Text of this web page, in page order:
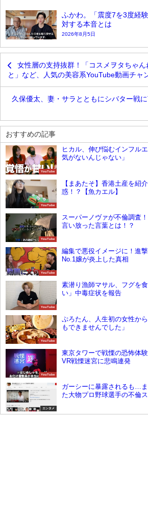
ふかわ。「震度7を3度経
対する本音とは
2026年8月5日
女性層の支持抜群！「コスメヲタちゃん
と」など、人気の美容系YouTube動画チャ
久保優太、妻・サラとともにシバター戦
おすすめの記事
YouTube
ヒカル、伸び悩むインフル
気がないんじゃない」
YouTube
【まあたそ】香港土産を紹
惑！？【魚カエル】
YouTube
スーパーノヴァが不倫調査
言い放った言葉とは！？
YouTube
編集で悪役イメージに！進
No.1嬢が炎上した真相
YouTube
素潜り漁師マサル、フグを
い」中毒症状を報告
YouTube
ぷろたん、人生初の女性か
もできませんでした」
YouTube
東京タワーで戦慄の恐怖体
VR戦慄迷宮に悲鳴連発
エンタメ
ガーシーに暴露されるも…
た大物プロ野球選手の不倫